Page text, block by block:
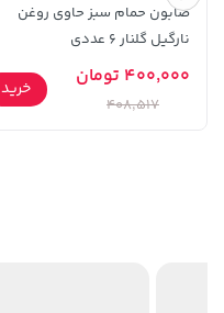
238,000 تومان
289,900
خرید
صابون حمام سبز حاوی روغن
نارگیل گلنار 6 عددی
400,000 تومان
408,517
خرید